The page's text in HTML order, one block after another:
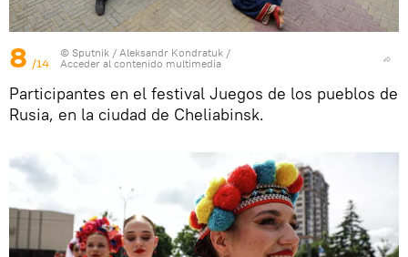
8 /14
© Sputnik / Aleksandr Kondratuk /
Acceder al contenido multimedia
Participantes en el festival Juegos de los pueblos de
Rusia, en la ciudad de Cheliabinsk.